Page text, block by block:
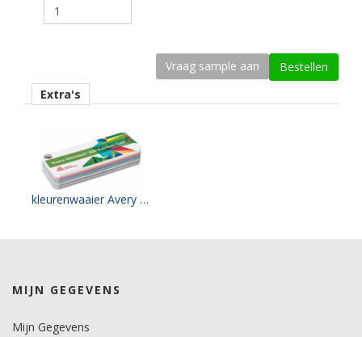
600.
Maximale krimp (mm)
Minimale aanbrengstemperatuur (°C)
10.
Temperatuurbereik (°C)
kleuren 8 jaar.
Extra's
kleurenwaaier Avery PC 800 serie
MIJN GEGEVENS
Mijn Gegevens